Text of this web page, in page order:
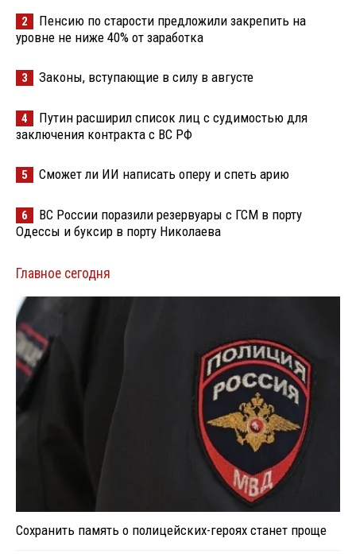
2
Пенсию по старости предложили закрепить на
уровне не ниже 40% от заработка
3 Законы, вступающие в силу в августе
4
Путин расширил список лиц с судимостью для
заключения контракта с ВС РФ
5 Сможет ли ИИ написать оперу и спеть арию
6
ВС России поразили резервуары с ГСМ в порту
Одессы и буксир в порту Николаева
Главное сегодня
Сохранить память о полицейских-героях станет проще